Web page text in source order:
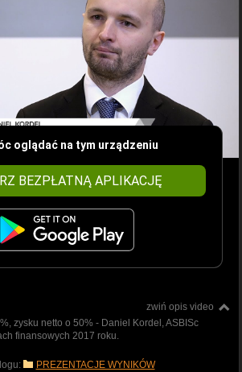
oglądać na tym urządzeniu
BEZPŁATNĄ APLIKACJĘ
zwiń opis video
zysku netto o 50% - Daniel Kordel, ASBISc
finansowych 2017 roku.
PREZENTACJE WYNIKÓW